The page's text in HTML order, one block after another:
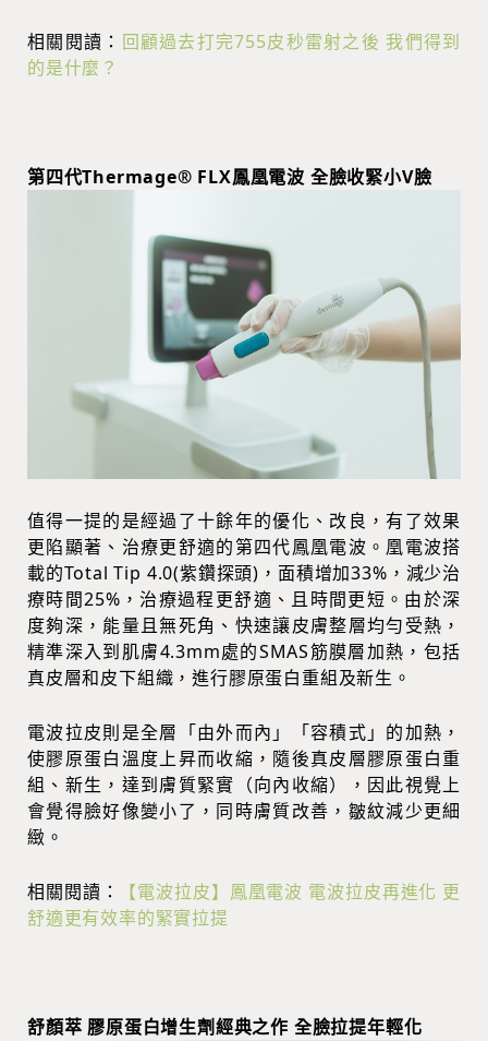
相關閱讀： 回顧過去打完755皮秒雷射之後 我們得到
的是什麼？
第四代Thermage® FLX鳳凰電波 全臉收緊小V臉
值得一提的是經過了十餘年的優化、改良，有了效果
更陷顯著、治療更舒適的第四代鳳凰電波。凰電波搭
載的Total Tip 4.0(紫鑽探頭)，面積增加33%，減少治
療時間25%，治療過程更舒適、且時間更短。由於深
度夠深，能量且無死角、快速讓皮膚整層均勻受熱，
精準深入到肌膚4.3mm處的SMAS筋膜層加熱，包括
真皮層和皮下組織，進行膠原蛋白重組及新生。
電波拉皮則是全層「由外而內」「容積式」的加熱，
使膠原蛋白溫度上昇而收縮，隨後真皮層膠原蛋白重
組、新生，達到膚質緊實（向內收縮），因此視覺上
會覺得臉好像變小了，同時膚質改善，皺紋減少更細
緻。
相關閱讀：
【電波拉皮】鳳凰電波 電波拉皮再進化 更
舒適更有效率的緊實拉提
舒顏萃 膠原蛋白增生劑經典之作 全臉拉提年輕化